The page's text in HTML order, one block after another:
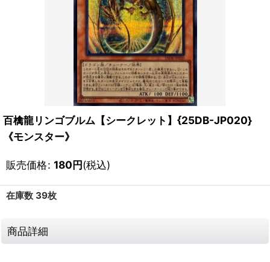
百檎龍リンゴブルム【シークレット】{25DB-JP020}
《モンスター》
販売価格: 180円(税込)
在庫数 39枚
商品詳細